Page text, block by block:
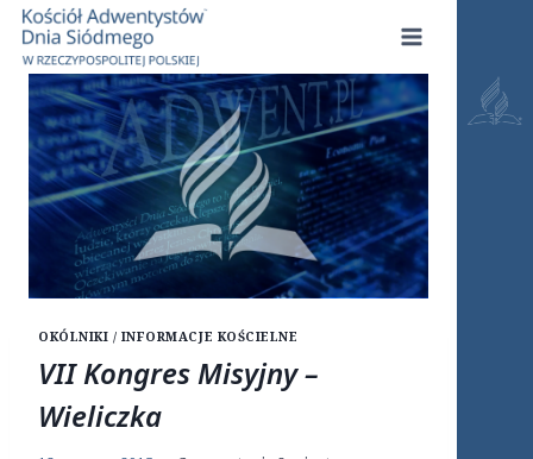
Przejdź
treści
OKÓLNIKI / INFORMACJE KOŚCIELNE
VII Kongres Misyjny –
Wieliczka